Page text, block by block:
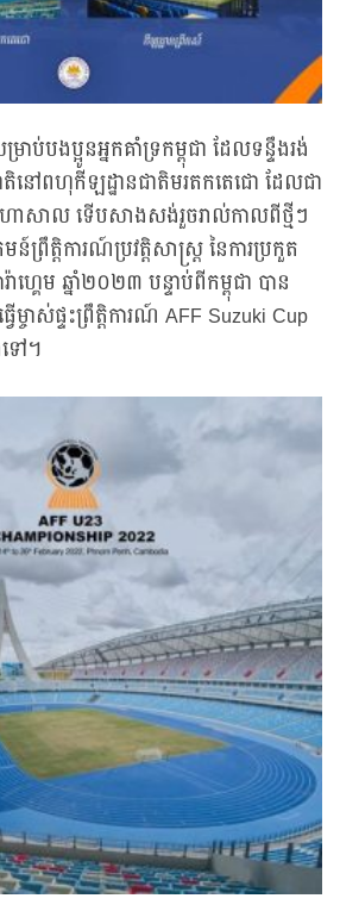
ប់បងប្អូនអ្នកគាំទ្រកម្ពុជា ដែលទន្ទឹងរង់
ាតិនៅពហុកីឡដ្ឋានជាតិមរតកតេជោ ដែលជា
ាសាល ទើបសាងសង់រួចរាល់កាលពីថ្មីៗ
ន៍ព្រឹត្តិការណ៍ប្រវត្តិសាស្ដ្រ នៃការប្រកួត
គេម ឆ្នាំ២០២៣ បន្ទាប់ពីកម្ពុជា បាន
ើម្ចាស់ផ្ទះព្រឹត្តិការណ៍ AFF Suzuki Cup
ៅ។